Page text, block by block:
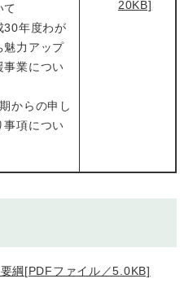
て
30年度わが
魅力アップ
事業につい
からの申し
事項につい
20KB]
綱[PDFファイル／5.0KB]